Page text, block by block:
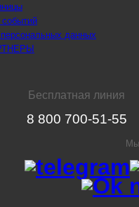
данных
Бесплатная линия
8 800 700-51-55
Мы